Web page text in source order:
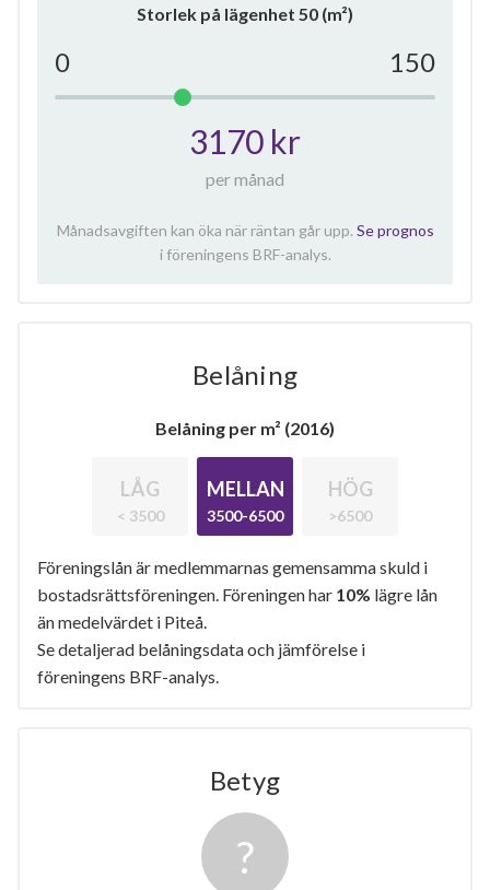
Storlek på lägenhet 50 (m²)
0 150
3170 kr
per månad
Månadsavgiften kan öka när räntan går upp. Se prognos
i föreningens BRF-analys.
Belåning
Belåning per m² (2016)
LÅG
< 3500
MELLAN
3500-6500
HÖG
>6500
Föreningslån är medlemmarnas gemensamma skuld i
bostadsrättsföreningen. Föreningen har 10% lägre lån
än medelvärdet i Piteå.
Se detaljerad belåningsdata och jämförelse i
föreningens BRF-analys.
Betyg